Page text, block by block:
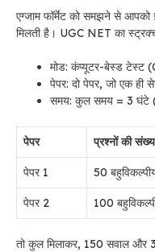
एग्जाम फॉर्मेट को समझने से आपको
मिलती है। UGC NET का
मोड: कंप्यूटर-बेस्ड टेस्ट
पेपर: दो पेपर, जो एक ही
समय: कुल समय = 3 घंटे
पेपर प्रश्नों की
पेपर 1 50
पेपर 2 100
तो कुल मिलाकर, 150 सवाल और